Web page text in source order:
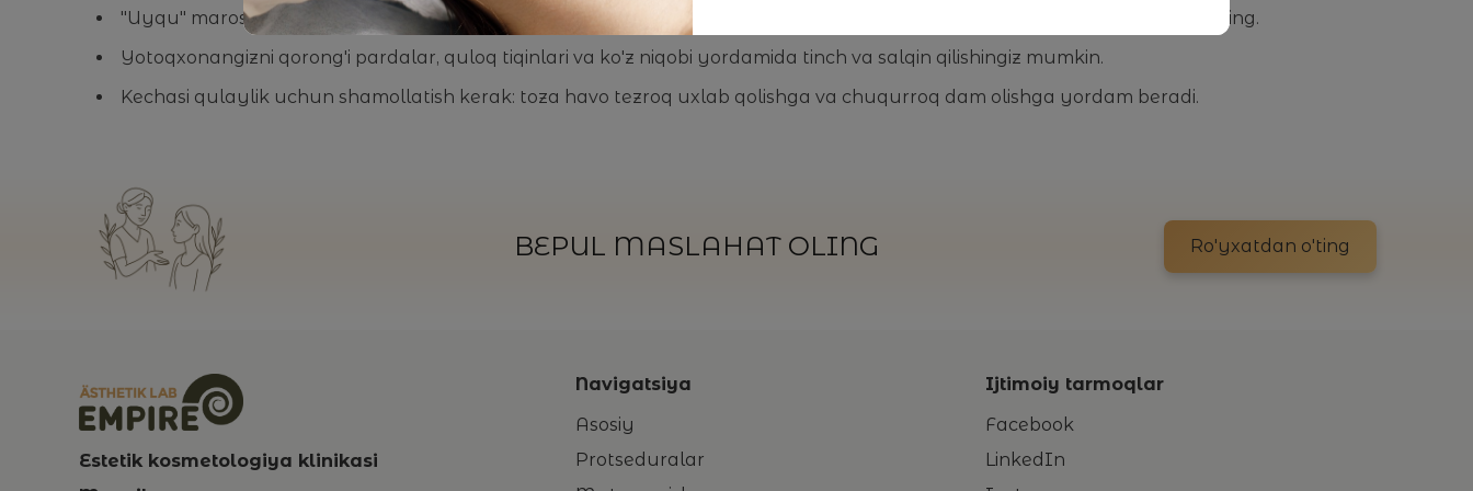
"Uyqu" marosimini yarating: tasalli beruvchi musiqani yuklab oling, iliq dush oling, yotishdan bir soat oldin gadjetlarni o'chiring.
Yotoqxonangizni qorong'i pardalar, quloq tiqinlari va ko'z niqobi yordamida tinch va salqin qilishingiz mumkin.
Kechasi qulaylik uchun shamollatish kerak: toza havo tezroq uxlab qolishga va chuqurroq dam olishga yordam beradi.
BEPUL MASLAHAT OLING Ro'yxatdan o'ting
Estetik kosmetologiya klinikasi
Navigatsiya
Asosiy
Protseduralar
Ijtimoiy tarmoqlar
Facebook
LinkedIn